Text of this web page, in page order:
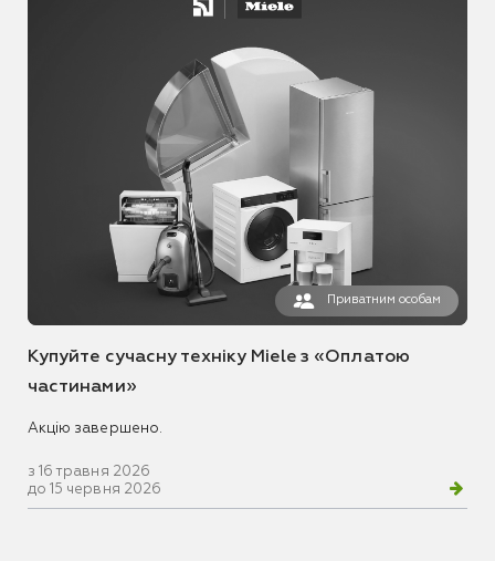
Приватним особам
Купуйте сучасну техніку Miele з «Оплатою
частинами»
Акцію завершено.
з 16 травня 2026
до 15 червня 2026